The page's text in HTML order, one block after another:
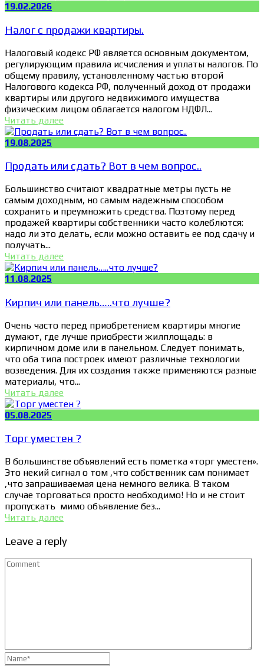
19.02.2026
Налог с продажи квартиры.
Налоговый кодекс РФ является основным документом,
регулирующим правила исчисления и уплаты налогов. По
общему правилу, установленному частью второй
Налогового кодекса РФ, полученный доход от продажи
квартиры или другого недвижимого имущества
физическим лицом облагается налогом НДФЛ...
Читать далее
19.08.2025
Продать или сдать? Вот в чем вопрос..
Большинство считают квадратные метры пусть не
самым доходным, но самым надежным способом
сохранить и преумножить средства. Поэтому перед
продажей квартиры собственники часто колеблются:
надо ли это делать, если можно оставить ее под сдачу и
получать...
Читать далее
11.08.2025
Кирпич или панель…..что лучше?
Очень часто перед приобретением квартиры многие
думают, где лучше приобрести жилплощадь: в
кирпичном доме или в панельном. Следует понимать,
что оба типа построек имеют различные технологии
возведения. Для их создания также применяются разные
материалы, что...
Читать далее
05.08.2025
Торг уместен ?
В большинстве объявлений есть пометка «торг уместен».
Это некий сигнал о том ,что собственник сам понимает
,что запрашиваемая цена немного велика. В таком
случае торговаться просто необходимо! Но и не стоит
пропускать мимо объявление без...
Читать далее
Leave a reply